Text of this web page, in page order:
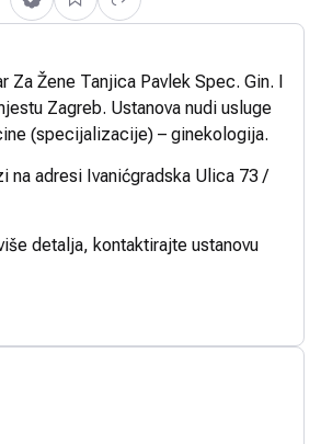
Za Žene Tanjica Pavlek Spec. Gin. I
Zagreb. Ustanova nudi usluge
(specijalizacije) – ginekologija.
na adresi Ivanićgradska Ulica 73 /
detalja, kontaktirajte ustanovu